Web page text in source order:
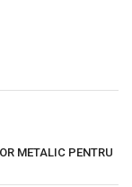
METALIC PENTRU